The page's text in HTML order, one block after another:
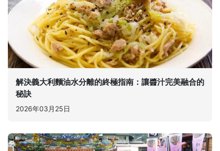
解決義大利麵油水分離的終極指南：讓醬汁完美融合的
秘訣
2026年03月25日